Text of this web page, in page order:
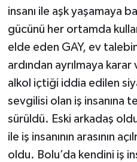
insanı ile aşk yaşamaya
gücünü her ortamda
elde eden GAY, ev
ardından ayrılmaya
alkol içtiği iddia edilen
sevgilisi olan iş insanına
sürüldü. Eski arkadaş
ile iş insanının arasının
oldu. Bolu’da kendini iş